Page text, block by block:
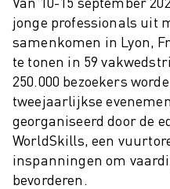
ROBODRILL ONDERWIJS PAKKET
ELEKTRISCHE
ROBOSHOT FILTER
ROBOSHOT ELEKTRISCHE
ROBOSHOT HARDWARE
ROBOSHOT SOFTWARE
ROBOSHOT DUURZAAMHEID
ROBOSHOT ROBOT PAKKET
ROBOSHOT PREVENTIEF
jonge professionals uit
samenkomen in Lyon,
te tonen in 59
250.000 bezoekers
tweejaarlijkse
georganiseerd door de
WorldSkills, een
inspanningen om
bevorderen.